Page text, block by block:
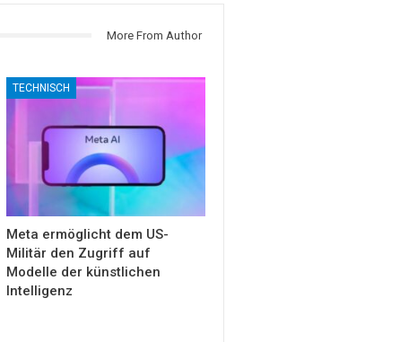
More From Author
TECHNISCH
Meta ermöglicht dem US-
Militär den Zugriff auf
Modelle der künstlichen
Intelligenz